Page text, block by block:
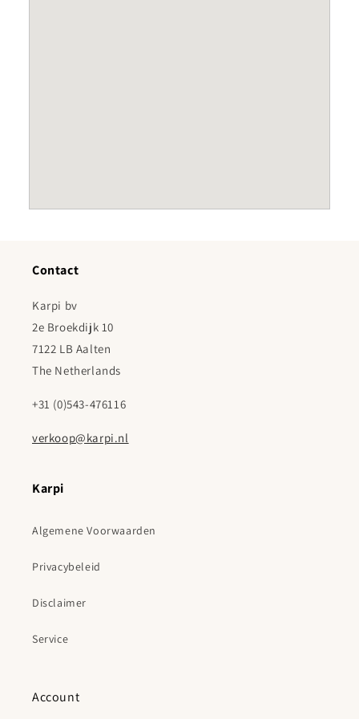
Contact
Karpi bv
2e Broekdijk 10
7122 LB Aalten
The Netherlands
+31 (0)543-476116
verkoop@karpi.nl
Karpi
Algemene Voorwaarden
Privacybeleid
Disclaimer
Service
Account